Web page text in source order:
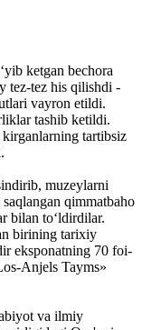
ketgan bechora
tez-tez his qilishdi -
vayron etildi.
tashib ketildi.
tartibsiz
muzeylarni
qimmatbaho
bilan to‘ldirdilar.
birining tarixiy
eksponatning 70 foi­
Anjels Tayms»
va ilmiy